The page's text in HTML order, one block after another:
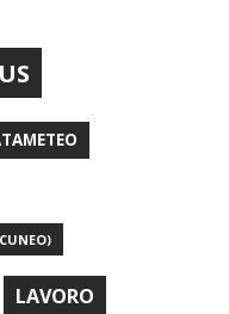
LAVORO